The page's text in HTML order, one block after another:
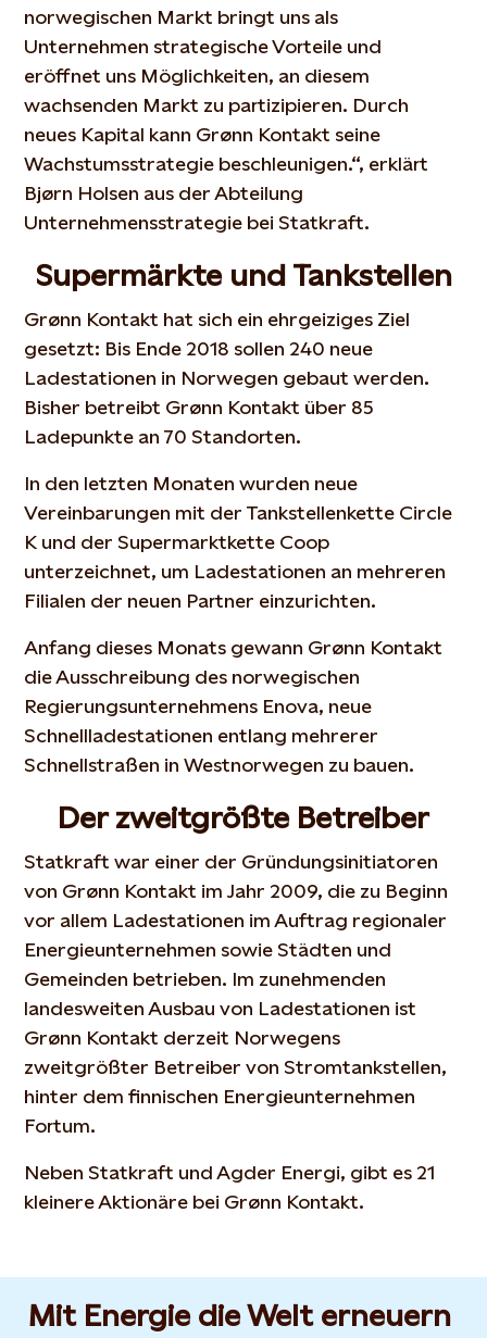
norwegischen Markt bringt uns als
Unternehmen strategische Vorteile und
eröffnet uns Möglichkeiten, an diesem
wachsenden Markt zu partizipieren. Durch
neues Kapital kann Grønn Kontakt seine
Wachstumsstrategie beschleunigen.“, erklärt
Bjørn Holsen aus der Abteilung
Unternehmensstrategie bei Statkraft.
Supermärkte und Tankstellen
Grønn Kontakt hat sich ein ehrgeiziges Ziel
gesetzt: Bis Ende 2018 sollen 240 neue
Ladestationen in Norwegen gebaut werden.
Bisher betreibt Grønn Kontakt über 85
Ladepunkte an 70 Standorten.
In den letzten Monaten wurden neue
Vereinbarungen mit der Tankstellenkette Circle
K und der Supermarktkette Coop
unterzeichnet, um Ladestationen an mehreren
Filialen der neuen Partner einzurichten.
Anfang dieses Monats gewann Grønn Kontakt
die Ausschreibung des norwegischen
Regierungsunternehmens Enova, neue
Schnellladestationen entlang mehrerer
Schnellstraßen in Westnorwegen zu bauen.
Der zweitgrößte Betreiber
Statkraft war einer der Gründungsinitiatoren
von Grønn Kontakt im Jahr 2009, die zu Beginn
vor allem Ladestationen im Auftrag regionaler
Energieunternehmen sowie Städten und
Gemeinden betrieben. Im zunehmenden
landesweiten Ausbau von Ladestationen ist
Grønn Kontakt derzeit Norwegens
zweitgrößter Betreiber von Stromtankstellen,
hinter dem finnischen Energieunternehmen
Fortum.
Neben Statkraft und Agder Energi, gibt es 21
kleinere Aktionäre bei Grønn Kontakt.
Mit Energie die Welt erneuern